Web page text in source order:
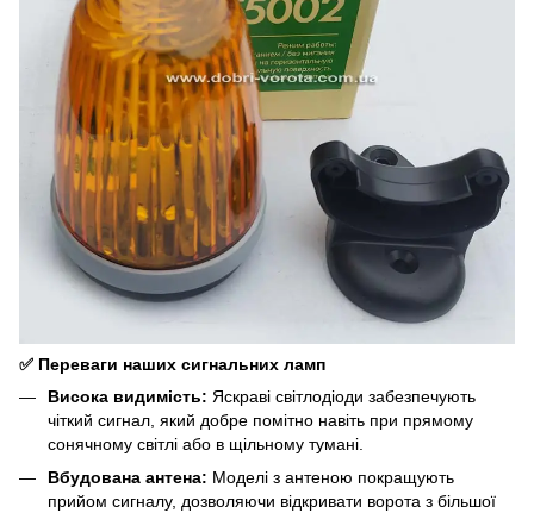
✅ Переваги наших сигнальних ламп
Висока видимість: Яскраві світлодіоди забезпечують
чіткий сигнал, який добре помітно навіть при прямому
сонячному світлі або в щільному тумані.
Вбудована антена: Моделі з антеною покращують
прийом сигналу, дозволяючи відкривати ворота з більшої